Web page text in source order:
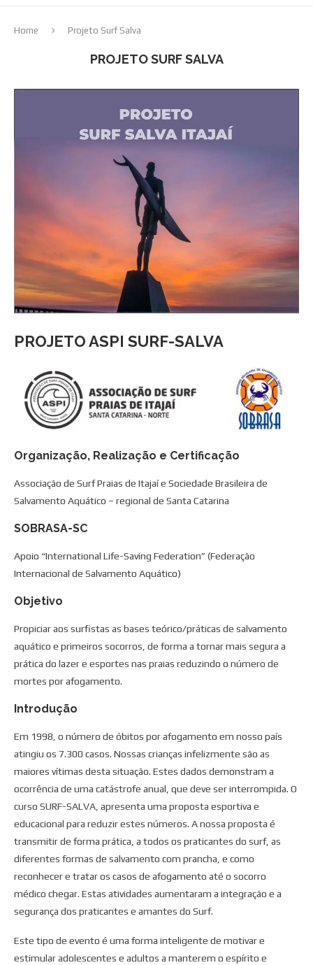
Home Projeto Surf Salva
PROJETO SURF SALVA
PROJETO ASPI SURF-SALVA
Organização, Realização e Certificação
Associação de Surf Praias de Itajaí e Sociedade Brasileira de
Salvamento Aquático – regional de Santa Catarina
SOBRASA-SC
Apoio “International Life-Saving Federation” (Federação
Internacional de Salvamento Aquático)
Objetivo
Propiciar aos surfistas as bases teórico/práticas de salvamento
aquático e primeiros socorros, de forma a tornar mais segura a
prática do lazer e esportes nas praias reduzindo o número de
mortes por afogamento.
Introdução
Em 1998, o número de óbitos por afogamento em nosso país
atingiu os 7.300 casos. Nossas crianças infelizmente são as
maiores vítimas desta situação. Estes dados demonstram a
ocorrência de uma catástrofe anual, que deve ser interrompida. O
curso SURF-SALVA, apresenta uma proposta esportiva e
educacional para reduzir estes números. A nossa proposta é
transmitir de forma prática, a todos os praticantes do surf, as
diferentes formas de salvamento com prancha, e como
reconhecer e tratar os casos de afogamento até o socorro
médico chegar. Estas atividades aumentaram a integração e a
segurança dos praticantes e amantes do Surf.
Este tipo de evento é uma forma inteligente de motivar e
estimular adolescentes e adultos a manterem o espírito e